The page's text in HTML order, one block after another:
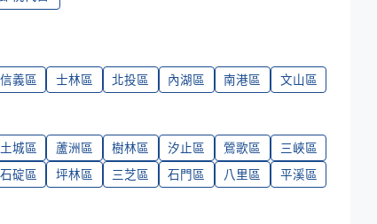
信義區 士林區 北投區 內湖區 南港區 文山區
土城區 蘆洲區 樹林區 汐止區 鶯歌區
三峽區
石碇區 坪林區 三芝區 石門區 八里區
平溪區